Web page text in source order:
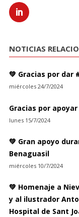
NOTICIAS
💚 Gracias por dar
miércoles 24/7/2024
Gracias por apoyar
lunes 15/7/2024
💚 Gran apoyo
Benaguasil
miércoles 10/7/2024
💚 Homenaje a
y al ilustrador
Hospital de Sant